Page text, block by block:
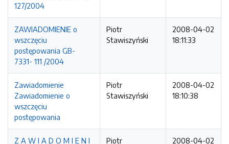
127/2004
ZAWIADOMIENIE o
wszczęciu
postępowania GB-
7331- 111 /2004
Piotr
Stawiszyński
2008-04-02
18:11:33
Zawiadomienie
Zawiadomienie o
wszczęciu
postępowania
Piotr
Stawiszyński
2008-04-02
18:10:38
Z A W I A D O M I E N I Piotr 2008-04-02